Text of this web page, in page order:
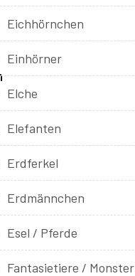
Eichhörnchen
Einhörner
Elche
Elefanten
Erdferkel
Erdmännchen
Esel / Pferde
Fantasietiere / Monster